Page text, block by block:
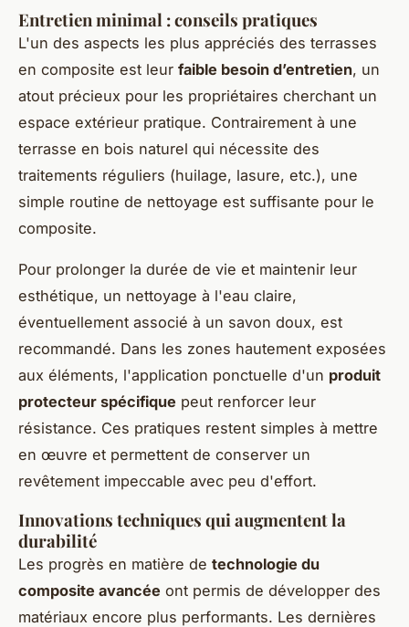
Entretien minimal : conseils pratiques
L'un des aspects les plus appréciés des terrasses
en composite est leur faible besoin d’entretien, un
atout précieux pour les propriétaires cherchant un
espace extérieur pratique. Contrairement à une
terrasse en bois naturel qui nécessite des
traitements réguliers (huilage, lasure, etc.), une
simple routine de nettoyage est suffisante pour le
composite.
Pour prolonger la durée de vie et maintenir leur
esthétique, un nettoyage à l'eau claire,
éventuellement associé à un savon doux, est
recommandé. Dans les zones hautement exposées
aux éléments, l'application ponctuelle d'un produit
protecteur spécifique peut renforcer leur
résistance. Ces pratiques restent simples à mettre
en œuvre et permettent de conserver un
revêtement impeccable avec peu d'effort.
Innovations techniques qui augmentent la
durabilité
Les progrès en matière de technologie du
composite avancée ont permis de développer des
matériaux encore plus performants. Les dernières